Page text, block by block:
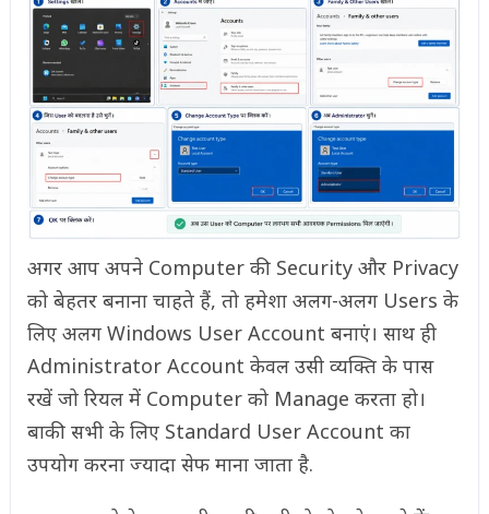
अगर आप अपने Computer की Security और Privacy
को बेहतर बनाना चाहते हैं, तो हमेशा अलग-अलग Users के
लिए अलग Windows User Account बनाएं। साथ ही
Administrator Account केवल उसी व्यक्ति के पास
रखें जो रियल में Computer को Manage करता हो।
बाकी सभी के लिए Standard User Account का
उपयोग करना ज्यादा सेफ माना जाता है.